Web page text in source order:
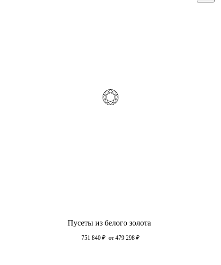
Пусеты из белого золота
751 840 ₽ от 479 298 ₽